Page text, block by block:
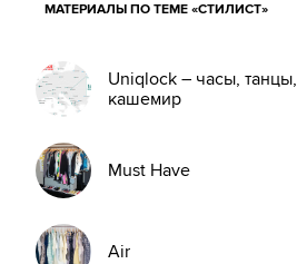
МАТЕРИАЛЫ ПО ТЕМЕ «СТИЛИСТ»
Uniqlock – часы, танцы,
кашемир
Must Have
Air